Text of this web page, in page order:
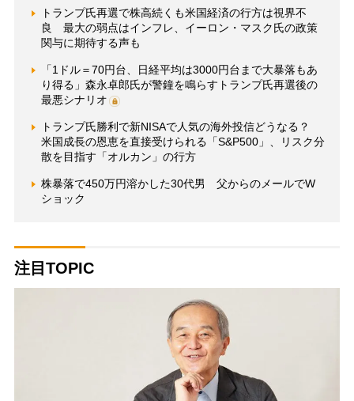
トランプ氏再選で株高続くも米国経済の行方は視界不
良 最大の弱点はインフレ、イーロン・マスク氏の政策
関与に期待する声も
「1ドル＝70円台、日経平均は3000円台まで大暴落もあ
り得る」森永卓郎氏が警鐘を鳴らすトランプ氏再選後の
最悪シナリオ
トランプ氏勝利で新NISAで人気の海外投信どうなる？
米国成長の恩恵を直接受けられる「S&P500」、リスク分
散を目指す「オルカン」の行方
株暴落で450万円溶かした30代男 父からのメールでW
ショック
注目TOPIC